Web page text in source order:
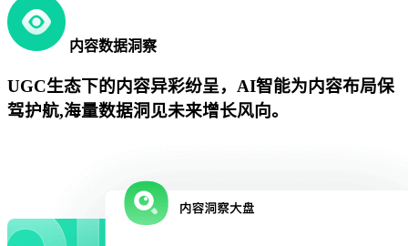
内容数据洞察
UGC生态下的内容异彩纷呈，AI智能为内容布局保
驾护航,海量数据洞见未来增长风向。